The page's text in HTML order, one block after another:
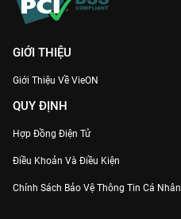
GIỚI THIỆU
Giới Thiệu Về VieON
QUY ĐỊNH
Hợp Đồng Điện Tử
Điều Khoản Và Điều Kiện
Chính Sách Bảo Vệ Thông Tin Cá Nhân